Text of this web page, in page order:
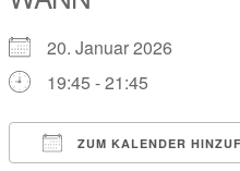
20. Januar 2026
19:45 - 21:45
ZUM KALENDER